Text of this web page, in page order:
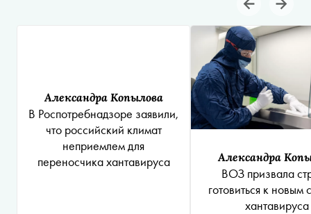
Александра Копылова
В Роспотребнадзоре заявили,
что российский климат
неприемлем для
переносчика хантавируса
Александра
ВОЗ призвала
готовиться к новым
хантавируса